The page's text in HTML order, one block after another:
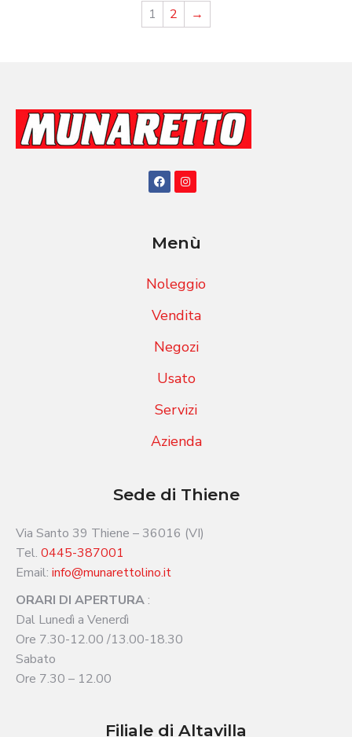
1 2 →
Menù
Noleggio
Vendita
Negozi
Usato
Servizi
Azienda
Sede di Thiene
Via Santo 39 Thiene – 36016 (VI)
Tel. 0445-387001
Email: info@munarettolino.it
ORARI DI APERTURA:
Dal Lunedì a Venerdì
Ore 7.30-12.00 /13.00-18.30
Sabato
Ore 7.30 – 12.00
Filiale di Altavilla